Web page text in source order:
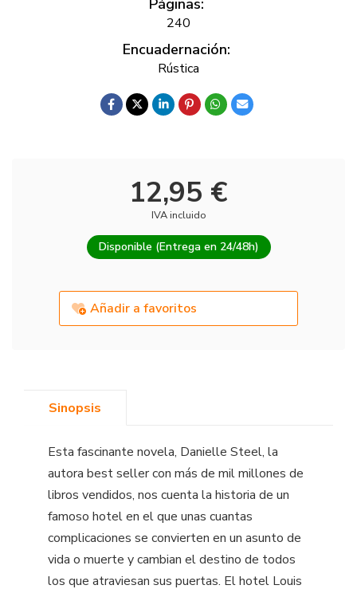
240
Encuadernación:
Rústica
12,95 €
IVA incluido
Disponible (Entrega en 24/48h)
Añadir a favoritos
Sinopsis
Esta fascinante novela, Danielle Steel, la
autora best seller con más de mil millones de
libros vendidos, nos cuenta la historia de un
famoso hotel en el que unas cuantas
complicaciones se convierten en un asunto de
vida o muerte y cambian el destino de todos
los que atraviesan sus puertas. El hotel Louis